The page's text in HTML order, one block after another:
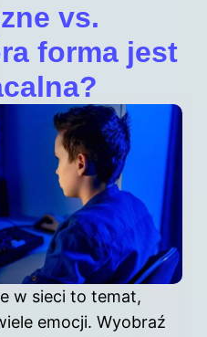
vs.
forma jest
w sieci to temat,
emocji. Wyobraź